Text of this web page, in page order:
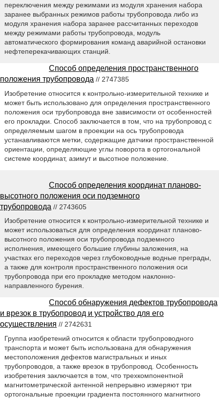
переключения между режимами из модуля хранения набора
заранее выбранных режимов работы трубопровода либо из
модуля хранения набора заранее рассчитанных переходов
между режимами работы трубопровода, модуль
автоматического формирования команд аварийной остановки
нефтеперекачивающих станций.
Способ определения пространственного
положения трубопровода // 2747385
Изобретение относится к контрольно-измерительной технике и
может быть использовано для определения пространственного
положения оси трубопровода вне зависимости от особенностей
его прокладки. Способ заключается в том, что на трубопровод с
определяемым шагом в проекции на ось трубопровода
устанавливаются метки, содержащие датчики пространственной
ориентации, определяющие углы поворота в ортогональной
системе координат, азимут и высотное положение.
Способ определения координат планово-
высотного положения оси подземного
трубопровода // 2743605
Изобретение относится к контрольно-измерительной технике и
может использоваться для определения координат планово-
высотного положения оси трубопровода подземного
исполнения, имеющего большие глубины заложения, на
участках его переходов через глубоководные водные преграды,
а также для контроля пространственного положения оси
трубопровода при его прокладке методом наклонно-
направленного бурения.
Способ обнаружения дефектов трубопровода
и врезок в трубопровод и устройство для его
осуществления // 2742631
Группа изобретений относится к области трубопроводного
транспорта и может быть использована для обнаружения
местоположения дефектов магистральных и иных
трубопроводов, а также врезок в трубопровод. Особенность
изобретения заключается в том, что трехкомпонентной
магнитометрической антенной непрерывно измеряют три
ортогональные проекции градиента постоянного магнитного